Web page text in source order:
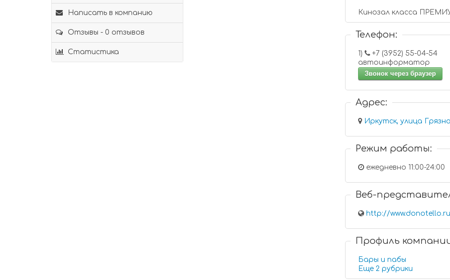
Написать в компанию
Отзывы - 0 отзывов
Статистика
Кинозал класса
Телефон:
1)
+7 (3952) 55-04-54
автоинформатор
Звонок через браузер
Адрес:
Иркутск, улица
Режим работы:
ежедневно 11:00-24:00
Веб-
http://www.donotello.ru
Профиль
Бары и пабы
Еще 2 рубрики